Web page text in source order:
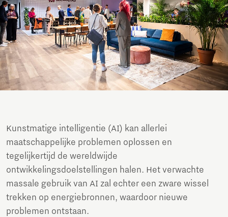
Kunstmatige intelligentie (AI) kan allerlei
maatschappelijke problemen oplossen en
tegelijkertijd de wereldwijde
ontwikkelingsdoelstellingen halen. Het verwachte
massale gebruik van AI zal echter een zware wissel
trekken op energiebronnen, waardoor nieuwe
problemen ontstaan.